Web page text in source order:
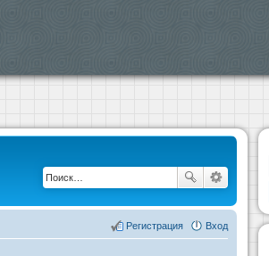
Вход
Регистрация